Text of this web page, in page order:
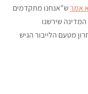
אמרש”אנחנו מתקדמים
שירשנו
מטעם הלייבור הגיש